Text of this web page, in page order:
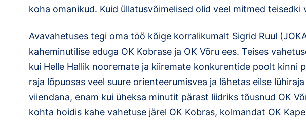
koha omanikud. Kuid üllatusvõimelised olid veel mitmed teisedki
Avavahetuses tegi oma töö kõige korralikumalt Sigrid Ruul
kaheminutilise eduga OK Kobrase ja OK Võru ees. Teises
kui Helle Hallik nooremate ja kiiremate konkurentide poolt kinni
raja lõpuosas veel suure orienteerumisvea ja lähetas eilse
viiendana, enam kui üheksa minutit pärast liidriks tõusnud OK
kohta hoidis kahe vahetuse järel OK Kobras, kolmandat OK